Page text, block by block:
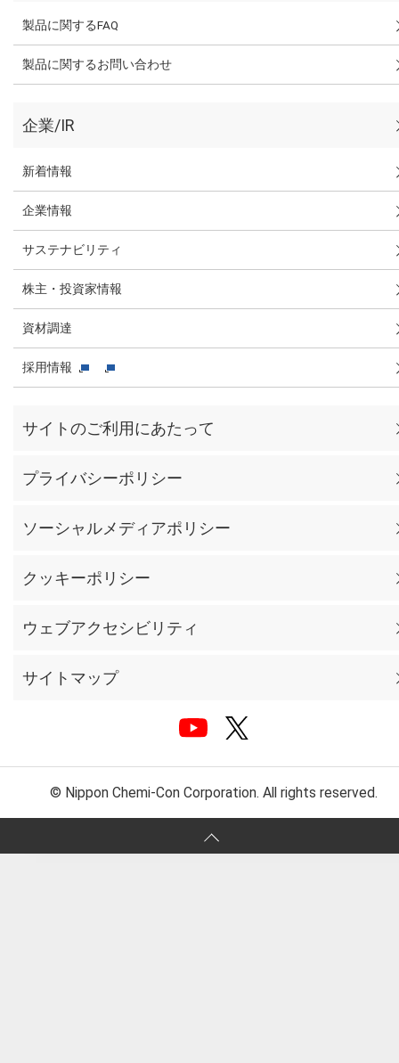
製品に関するFAQ
製品に関するお問い合わせ
企業/IR
新着情報
企業情報
サステナビリティ
株主・投資家情報
資材調達
採用情報
サイトのご利用にあたって
プライバシーポリシー
ソーシャルメディアポリシー
クッキーポリシー
ウェブアクセシビリティ
サイトマップ
© Nippon Chemi-Con Corporation. All rights reserved.